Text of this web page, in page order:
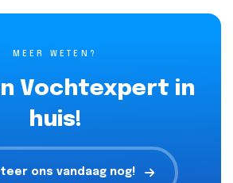
MEER WETEN?
Vochtexpert in
huis!
ons vandaag nog!